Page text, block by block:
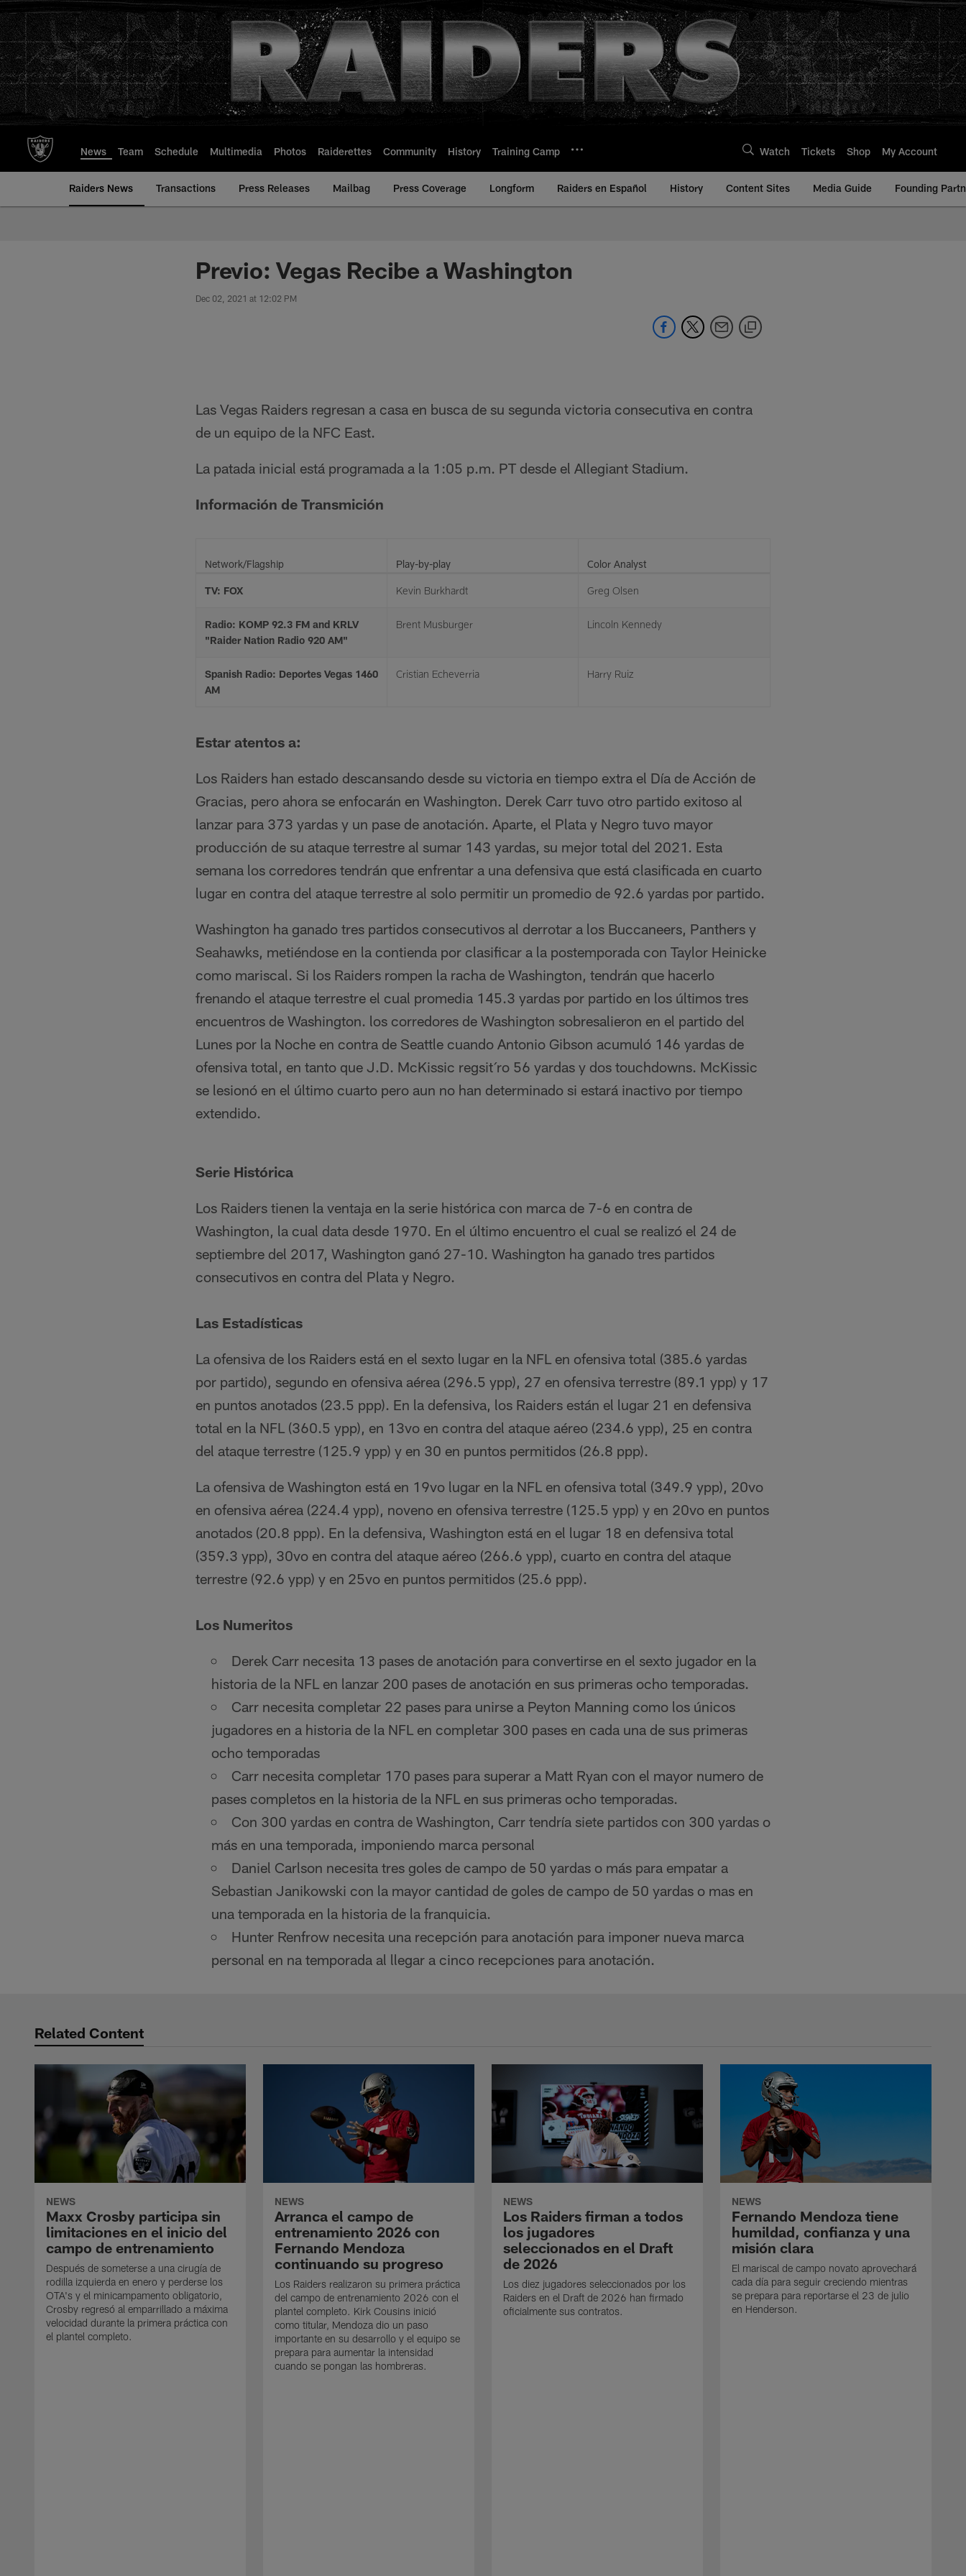
to
main
content
News Team Schedule Multimedia Photos Raiderettes Community History Training Camp Watch Tickets Shop My Account
Raiders News Transactions Press Releases Mailbag Press Coverage Longform Raiders en Español History Content Sites Media Guide Founding
Previo: Vegas Recibe a Washington
Dec 02, 2021 at 12:02 PM
Las Vegas Raiders regresan a casa en busca de su segunda victoria consecutiva en contra
de un equipo de la NFC East.
La patada inicial está programada a la 1:05 p.m. PT desde el Allegiant Stadium.
Información de Transmición
Network/Flagship Play-by-play Color Analyst
TV: FOX Kevin Burkhardt Greg Olsen
Radio: KOMP 92.3 FM and KRLV
"Raider Nation Radio 920 AM"
Brent Musburger Lincoln Kennedy
Spanish Radio: Deportes Vegas 1460
AM
Cristian Echeverria Harry Ruiz
Estar atentos a:
Los Raiders han estado descansando desde su victoria en tiempo extra el Día de Acción de
Gracias, pero ahora se enfocarán en Washington. Derek Carr tuvo otro partido exitoso al
lanzar para 373 yardas y un pase de anotación. Aparte, el Plata y Negro tuvo mayor
producción de su ataque terrestre al sumar 143 yardas, su mejor total del 2021. Esta
semana los corredores tendrán que enfrentar a una defensiva que está clasificada en cuarto
lugar en contra del ataque terrestre al solo permitir un promedio de 92.6 yardas por partido.
Washington ha ganado tres partidos consecutivos al derrotar a los Buccaneers, Panthers y
Seahawks, metiéndose en la contienda por clasificar a la postemporada con Taylor Heinicke
como mariscal. Si los Raiders rompen la racha de Washington, tendrán que hacerlo
frenando el ataque terrestre el cual promedia 145.3 yardas por partido en los últimos tres
encuentros de Washington. los corredores de Washington sobresalieron en el partido del
Lunes por la Noche en contra de Seattle cuando Antonio Gibson acumuló 146 yardas de
ofensiva total, en tanto que J.D. McKissic regsit´ro 56 yardas y dos touchdowns. McKissic
se lesionó en el último cuarto pero aun no han determinado si estará inactivo por tiempo
extendido.
Serie Histórica
Los Raiders tienen la ventaja en la serie histórica con marca de 7-6 en contra de
Washington, la cual data desde 1970. En el último encuentro el cual se realizó el 24 de
septiembre del 2017, Washington ganó 27-10. Washington ha ganado tres partidos
consecutivos en contra del Plata y Negro.
Las Estadísticas
La ofensiva de los Raiders está en el sexto lugar en la NFL en ofensiva total (385.6 yardas
por partido), segundo en ofensiva aérea (296.5 ypp), 27 en ofensiva terrestre (89.1 ypp) y 17
en puntos anotados (23.5 ppp). En la defensiva, los Raiders están el lugar 21 en defensiva
total en la NFL (360.5 ypp), en 13vo en contra del ataque aéreo (234.6 ypp), 25 en contra
del ataque terrestre (125.9 ypp) y en 30 en puntos permitidos (26.8 ppp).
La ofensiva de Washington está en 19vo lugar en la NFL en ofensiva total (349.9 ypp), 20vo
en ofensiva aérea (224.4 ypp), noveno en ofensiva terrestre (125.5 ypp) y en 20vo en puntos
anotados (20.8 ppp). En la defensiva, Washington está en el lugar 18 en defensiva total
(359.3 ypp), 30vo en contra del ataque aéreo (266.6 ypp), cuarto en contra del ataque
terrestre (92.6 ypp) y en 25vo en puntos permitidos (25.6 ppp).
Los Numeritos
Derek Carr necesita 13 pases de anotación para convertirse en el sexto jugador en la
historia de la NFL en lanzar 200 pases de anotación en sus primeras ocho temporadas.
Carr necesita completar 22 pases para unirse a Peyton Manning como los únicos
jugadores en a historia de la NFL en completar 300 pases en cada una de sus primeras
ocho temporadas
Carr necesita completar 170 pases para superar a Matt Ryan con el mayor numero de
pases completos en la historia de la NFL en sus primeras ocho temporadas.
Con 300 yardas en contra de Washington, Carr tendría siete partidos con 300 yardas o
más en una temporada, imponiendo marca personal
Daniel Carlson necesita tres goles de campo de 50 yardas o más para empatar a
Sebastian Janikowski con la mayor cantidad de goles de campo de 50 yardas o mas en
una temporada en la historia de la franquicia.
Hunter Renfrow necesita una recepción para anotación para imponer nueva marca
personal en na temporada al llegar a cinco recepciones para anotación.
Related Content
NEWS
Maxx Crosby participa sin
limitaciones en el inicio del
campo de entrenamiento
Después de someterse a una cirugía de
rodilla izquierda en enero y perderse los
OTA's y el minicampamento obligatorio,
Crosby regresó al emparrillado a máxima
velocidad durante la primera práctica con
el plantel completo.
NEWS
Arranca el campo de
entrenamiento 2026 con
Fernando Mendoza
continuando su progreso
Los Raiders realizaron su primera práctica
del campo de entrenamiento 2026 con el
plantel completo. Kirk Cousins inició
como titular, Mendoza dio un paso
importante en su desarrollo y el equipo se
prepara para aumentar la intensidad
cuando se pongan las hombreras.
NEWS
Los Raiders firman a todos
los jugadores
seleccionados en el Draft
de 2026
Los diez jugadores seleccionados por los
Raiders en el Draft de 2026 han firmado
oficialmente sus contratos.
NEWS
Fernando Mendoza tiene
humildad, confianza y una
misión clara
El mariscal de campo novato aprovechará
cada día para seguir creciendo mientras
se prepara para reportarse el 23 de julio
en Henderson.